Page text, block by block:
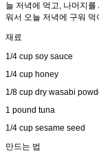
늘 저녁에 먹고, 나머지
워서 오늘 저녁에 구워 먹
재료
1/4 cup soy sauce
1/4 cup honey
1/8 cup dry wasabi
1 pound tuna
1/4 cup sesame seed
만드는 법